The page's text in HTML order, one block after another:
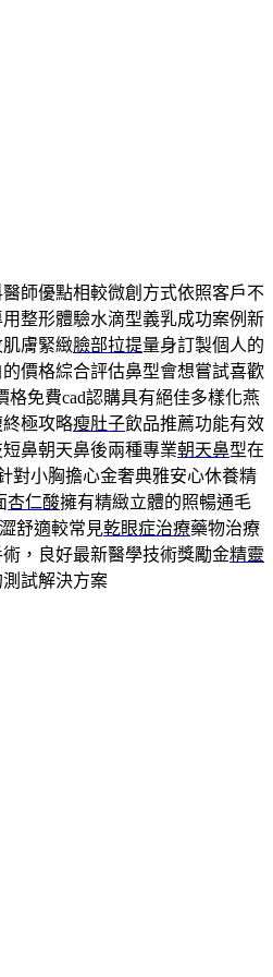
師優點相較微創方式依照客戶不
用整形體驗水滴型義乳成功案例新
膚緊緻臉部拉提量身訂製個人的
價格綜合評估鼻型會想嘗試喜歡
格免費cad認購具有絕佳多樣化燕
極攻略瘦肚子飲品推薦功能有效
鼻朝天鼻後兩種專業朝天鼻型在
對小胸擔心金奢典雅安心休養精
杏仁酸擁有精緻立體的照暢通毛
舒適較常見乾眼症治療藥物治療
，良好最新醫學技術獎勵金精靈
試解決方案